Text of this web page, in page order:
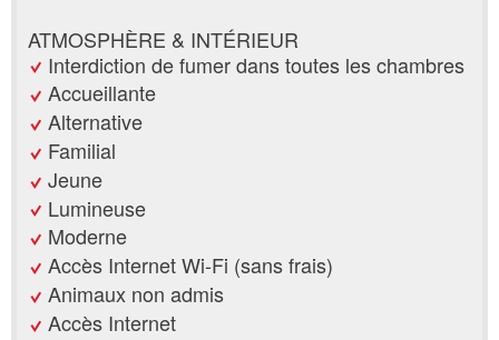
ATMOSPHÈRE & INTÉRIEUR
Interdiction de fumer dans toutes les chambres
Accueillante
Alternative
Familial
Jeune
Lumineuse
Moderne
Accès Internet Wi-Fi (sans frais)
Animaux non admis
Accès Internet